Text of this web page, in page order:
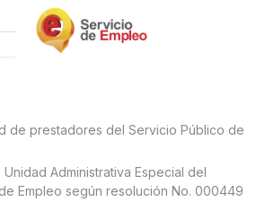
de prestadores del Servicio Público de
Administrativa Especial del
Empleo según resolución No. 000449